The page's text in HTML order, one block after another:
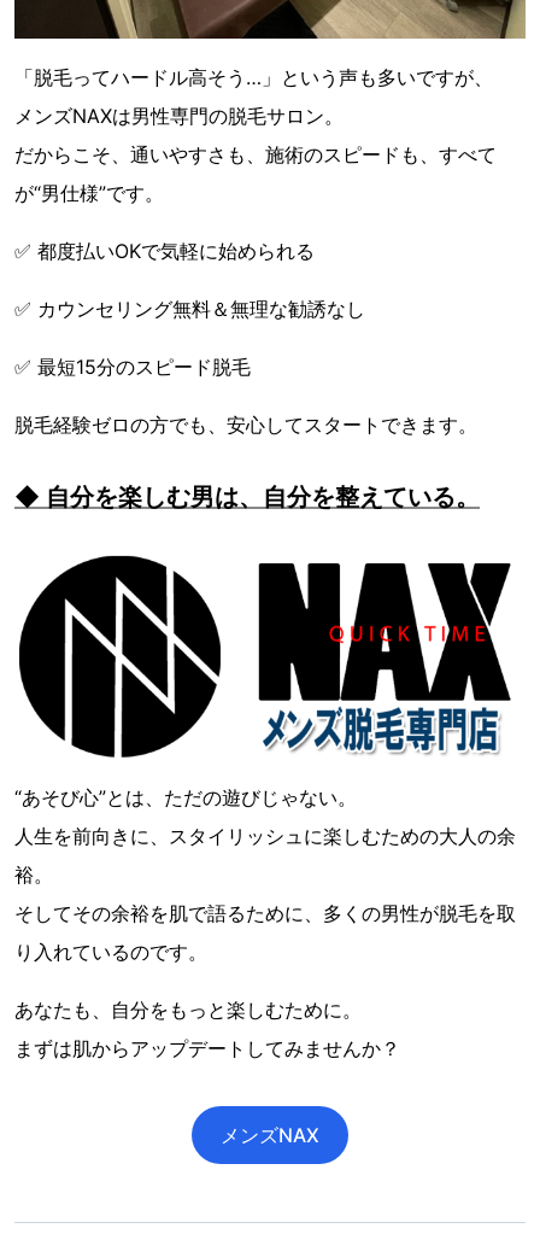
「脱毛ってハードル高そう…」という声も多いですが、
メンズNAXは男性専門の脱毛サロン。
だからこそ、通いやすさも、施術のスピードも、すべて
が“男仕様”です。
✅ 都度払いOKで気軽に始められる
✅ カウンセリング無料＆無理な勧誘なし
✅ 最短15分のスピード脱毛
脱毛経験ゼロの方でも、安心してスタートできます。
◆ 自分を楽しむ男は、自分を整えている。
“あそび心”とは、ただの遊びじゃない。
人生を前向きに、スタイリッシュに楽しむための大人の余
裕。
そしてその余裕を肌で語るために、多くの男性が脱毛を取
り入れているのです。
あなたも、自分をもっと楽しむために。
まずは肌からアップデートしてみませんか？
メンズNAX